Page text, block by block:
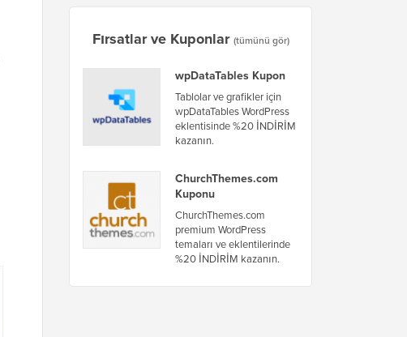
Fırsatlar ve Kuponlar (tümünü gör)
wpDataTables Kupon
Tablolar ve grafikler için
wpDataTables WordPress
eklentisinde %20 İNDİRİM
kazanın.
ChurchThemes.com
Kuponu
ChurchThemes.com
premium WordPress
temaları ve eklentilerinde
%20 İNDİRİM kazanın.